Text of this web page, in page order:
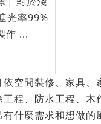
空間裝修、家具
程、防水工程、
什麼需求和想做